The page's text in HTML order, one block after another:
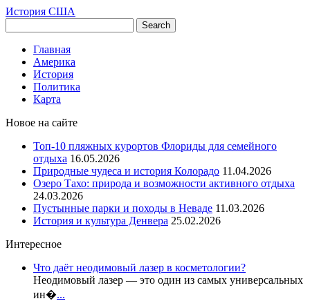
История США
Главная
Америка
История
Политика
Карта
Новое на сайте
Топ-10 пляжных курортов Флориды для семейного
отдыха 16.05.2026
Природные чудеса и история Колорадо 11.04.2026
Озеро Тахо: природа и возможности активного отдыха
24.03.2026
Пустынные парки и походы в Неваде 11.03.2026
История и культура Денвера 25.02.2026
Интересное
Что даёт неодимовый лазер в косметологии?
Неодимовый лазер — это один из самых универсальных
ин�...